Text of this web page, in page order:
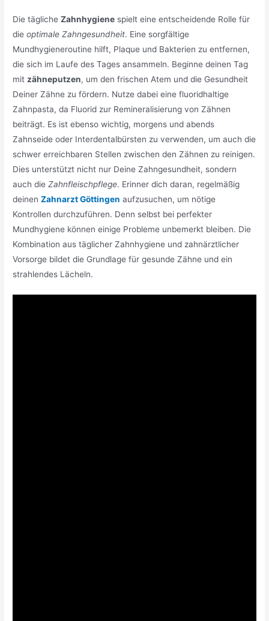
Die täglicheZahnhygiene spielt eine entscheidende Rolle für
dieoptimale Zahngesundheit. Eine sorgfältige
Mundhygieneroutine hilft, Plaque und Bakterien zu entfernen,
die sich im Laufe des Tages ansammeln. Beginne deinen Tag
mit zähneputzen, um den frischen Atem und die Gesundheit
Deiner Zähne zu fördern. Nutze dabei eine fluoridhaltige
Zahnpasta, da Fluorid zur Remineralisierung von Zähnen
beiträgt. Es ist ebenso wichtig, morgens und abends
Zahnseide oder Interdentalbürsten zu verwenden, um auch die
schwer erreichbaren Stellen zwischen den Zähnen zu reinigen.
Dies unterstützt nicht nur Deine Zahngesundheit, sondern
auch dieZahnfleischpflege. Erinner dich daran, regelmäßig
deinenZahnarzt Göttingen aufzusuchen, um nötige
Kontrollen durchzuführen. Denn selbst bei perfekter
Mundhygiene können einige Probleme unbemerkt bleiben. Die
Kombination aus täglicher Zahnhygiene und zahnärztlicher
Vorsorge bildet die Grundlage für gesunde Zähne und ein
strahlendes Lächeln.